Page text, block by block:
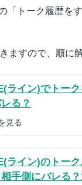
「トーク履歴を
ますので、順に
ライン)でトー
る？
見る
ライン)のトー
手側にバレる